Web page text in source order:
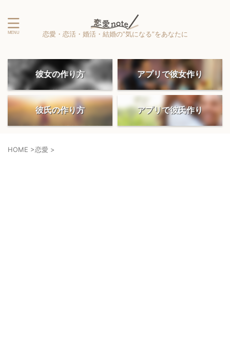
恋愛・恋活・婚活・結婚の”気になる”をあなたに
彼女の作り方 アプリで彼女作り
彼氏の作り方 アプリで彼氏作り
HOME >恋愛 >